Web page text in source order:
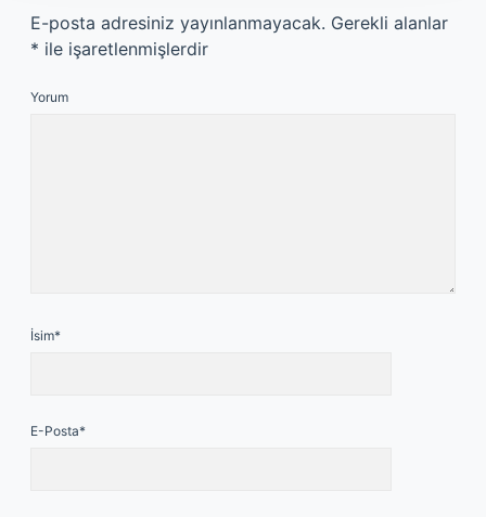
E-posta adresiniz yayınlanmayacak. Gerekli alanlar
* ile işaretlenmişlerdir
Yorum
İsim*
E-Posta*